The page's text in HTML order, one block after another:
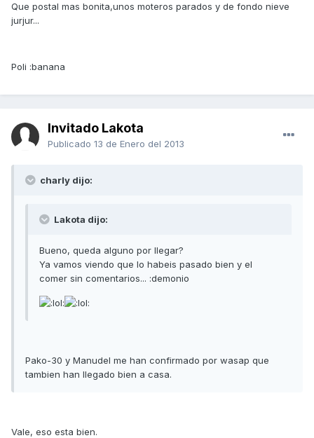
Que postal mas bonita,unos moteros parados y de fondo nieve
jurjur...
Poli :banana
Invitado Lakota
Publicado 13 de Enero del 2013
charly dijo:
Lakota dijo:
Bueno, queda alguno por llegar?
Ya vamos viendo que lo habeis pasado bien y el
comer sin comentarios... :demonio
Pako-30 y Manudel me han confirmado por wasap que
tambien han llegado bien a casa.
Vale, eso esta bien.